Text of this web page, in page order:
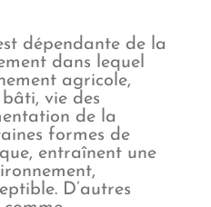
dépendante de la
dans lequel
agricole,
vie des
de la
formes de
entraînent une
D’autres